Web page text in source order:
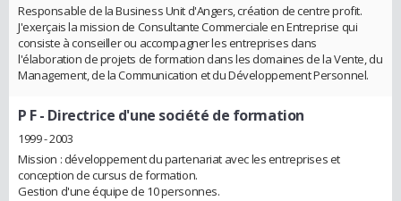
Responsable de la Business Unit d'Angers, création de centre profit.
J'exerçais la mission de Consultante Commerciale en Entreprise qui
consiste à conseiller ou accompagner les entreprises dans
l'élaboration de projets de formation dans les domaines de la Vente, du
Management, de la Communication et du Développement Personnel.
P F- Directrice d'une société de formation
1999 - 2003
Mission : développement du partenariat avec les entreprises et
conception de cursus de formation.
Gestion d'une équipe de 10 personnes.